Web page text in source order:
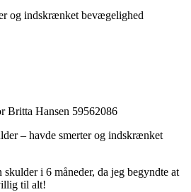
og indskrænket bevægelighed
Britta Hansen 59562086
– havde smerter og indskrænket
i 6 måneder, da jeg begyndte at
til alt!